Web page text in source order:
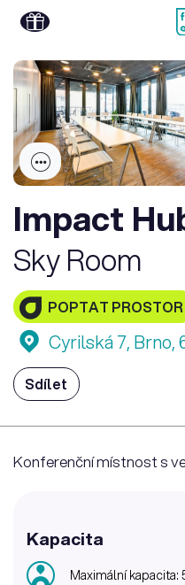
Impact
Sky Room
POPTAT PROSTOR
Cyrilská 7, Brno,
Sdílet
Konferenční místnost s
Kapacita
Maximální kapacita: